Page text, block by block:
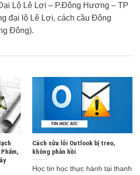
Lộ Lê Lợi – P.Đông Hương – TP
đại lộ Lê Lợi, cách cầu Đông
Đông).
Cách sửa lỗi Outlook bị treo,
không phản hồi
Học tin học thực hành tại thanh